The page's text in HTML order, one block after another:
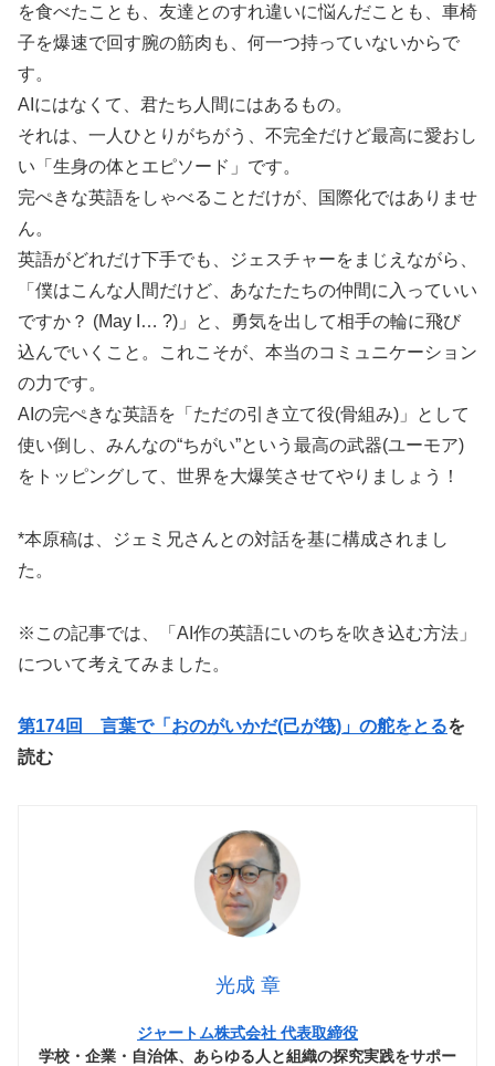
を食べたことも、友達とのすれ違いに悩んだことも、車椅
子を爆速で回す腕の筋肉も、何一つ持っていないからで
す。
AIにはなくて、君たち人間にはあるもの。
それは、一人ひとりがちがう、不完全だけど最高に愛おし
い「生身の体とエピソード」です。
完ぺきな英語をしゃべることだけが、国際化ではありませ
ん。
英語がどれだけ下手でも、ジェスチャーをまじえながら、
「僕はこんな人間だけど、あなたたちの仲間に入っていい
ですか？ (May I… ?)」と、勇気を出して相手の輪に飛び
込んでいくこと。これこそが、本当のコミュニケーション
の力です。
AIの完ぺきな英語を「ただの引き立て役(骨組み)」として
使い倒し、みんなの“ちがい”という最高の武器(ユーモア)
をトッピングして、世界を大爆笑させてやりましょう！
*本原稿は、ジェミ兄さんとの対話を基に構成されまし
た。
※この記事では、「AI作の英語にいのちを吹き込む方法」
について考えてみました。
第174回 言葉で「おのがいかだ(己が筏)」の舵をとるを
読む
光成 章
ジャートム株式会社 代表取締役
学校・企業・自治体、あらゆる人と組織の探究実践をサポー